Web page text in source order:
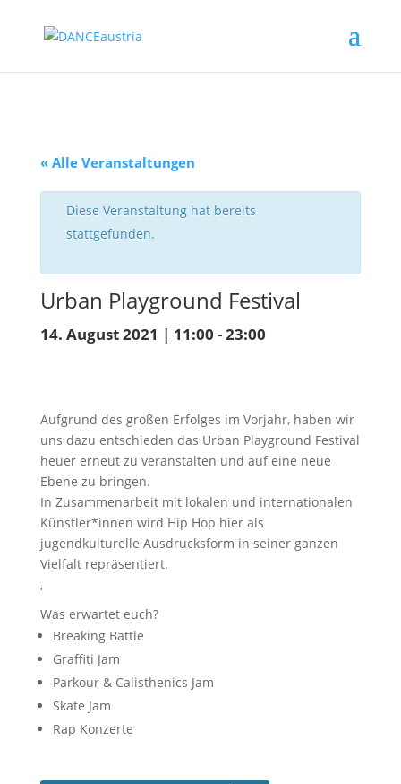
« Alle Veranstaltungen
Diese Veranstaltung hat bereits
stattgefunden.
Urban Playground Festival
14. August 2021 | 11:00 -23:00
Aufgrund des großen Erfolges im Vorjahr, haben wir
uns dazu entschieden das Urban Playground Festival
heuer erneut zu veranstalten und auf eine neue
Ebene zu bringen.
In Zusammenarbeit mit lokalen und internationalen
Künstler*innen wird Hip Hop hier als
jugendkulturelle Ausdrucksform in seiner ganzen
Vielfalt repräsentiert.
‚
Was erwartet euch?
Breaking Battle
Graffiti Jam
Parkour & Calisthenics Jam
Skate Jam
Rap Konzerte